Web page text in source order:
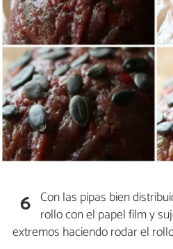
6 Con las pipas bien
rollo con el papel film y
extremos haciendo rodar el